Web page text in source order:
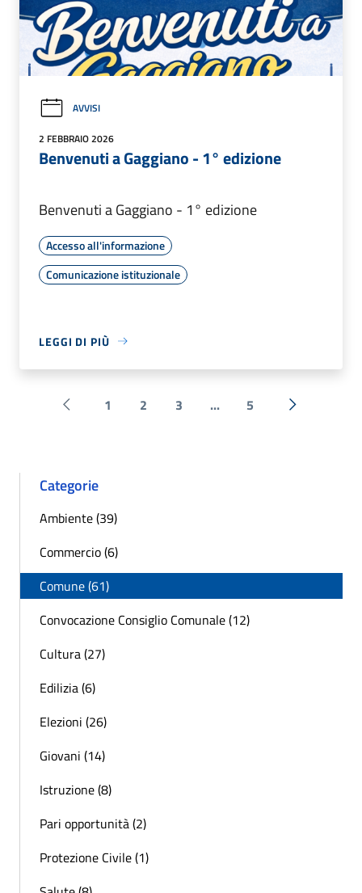
AVVISI
2 FEBBRAIO 2026
Benvenuti a Gaggiano - 1° edizione
Benvenuti a Gaggiano - 1° edizione
Accesso all'informazione
Comunicazione istituzionale
LEGGI DI PIÙ
Pagina precedente
1 2 3 ... 5 Successiva
Categorie
Ambiente (39)
Commercio (6)
Comune (61)
Convocazione Consiglio Comunale (12)
Cultura (27)
Edilizia (6)
Elezioni (26)
Giovani (14)
Istruzione (8)
Pari opportunità (2)
Protezione Civile (1)